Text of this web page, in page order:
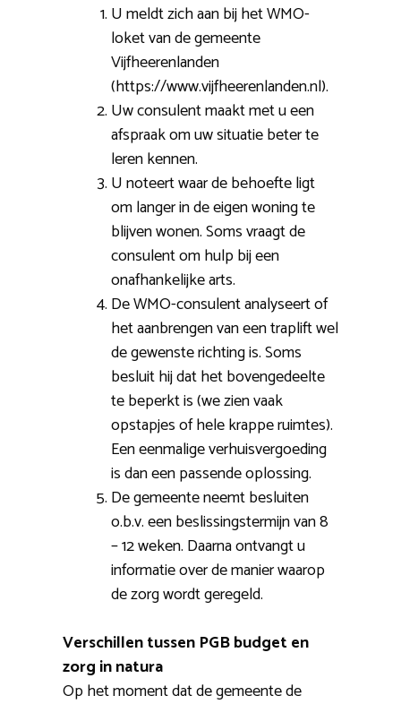
U meldt zich aan bij het WMO-
loket van de gemeente
Vijfheerenlanden
(https://www.vijfheerenlanden.nl).
Uw consulent maakt met u een
afspraak om uw situatie beter te
leren kennen.
U noteert waar de behoefte ligt
om langer in de eigen woning te
blijven wonen. Soms vraagt de
consulent om hulp bij een
onafhankelijke arts.
De WMO-consulent analyseert of
het aanbrengen van een traplift wel
de gewenste richting is. Soms
besluit hij dat het bovengedeelte
te beperkt is (we zien vaak
opstapjes of hele krappe ruimtes).
Een eenmalige verhuisvergoeding
is dan een passende oplossing.
De gemeente neemt besluiten
o.b.v. een beslissingstermijn van 8
– 12 weken. Daarna ontvangt u
informatie over de manier waarop
de zorg wordt geregeld.
Verschillen tussen PGB budget en
zorg in natura
Op het moment dat de gemeente de